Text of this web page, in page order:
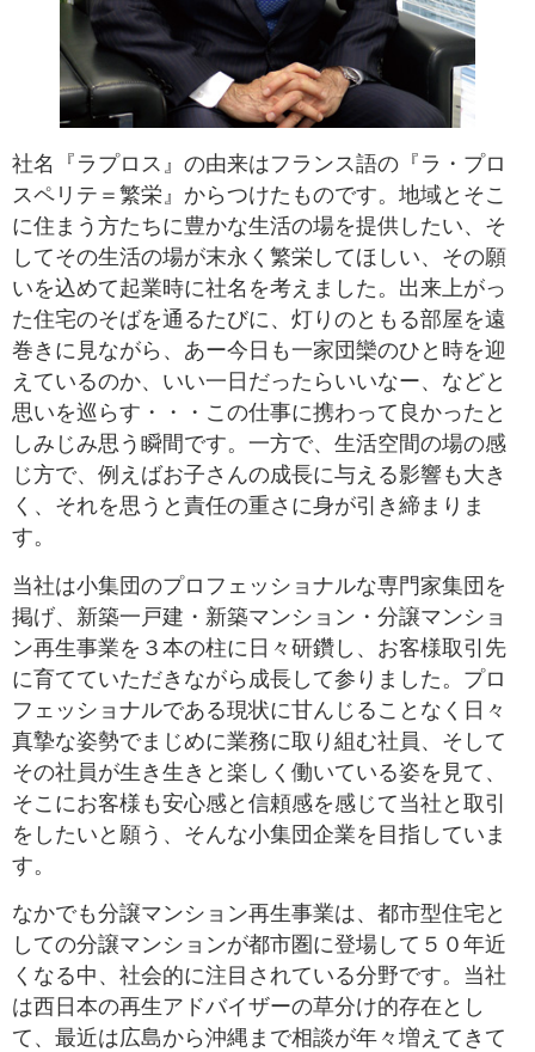
社名『ラプロス』の由来はフランス語の『ラ・プロ
スペリテ＝繁栄』からつけたものです。地域とそこ
に住まう方たちに豊かな生活の場を提供したい、そ
してその生活の場が末永く繁栄してほしい、その願
いを込めて起業時に社名を考えました。出来上がっ
た住宅のそばを通るたびに、灯りのともる部屋を遠
巻きに見ながら、あー今日も一家団欒のひと時を迎
えているのか、いい一日だったらいいなー、などと
思いを巡らす・・・この仕事に携わって良かったと
しみじみ思う瞬間です。一方で、生活空間の場の感
じ方で、例えばお子さんの成長に与える影響も大き
く、それを思うと責任の重さに身が引き締まりま
す。
当社は小集団のプロフェッショナルな専門家集団を
掲げ、新築一戸建・新築マンション・分譲マンショ
ン再生事業を３本の柱に日々研鑽し、お客様取引先
に育てていただきながら成長して参りました。プロ
フェッショナルである現状に甘んじることなく日々
真摯な姿勢でまじめに業務に取り組む社員、そして
その社員が生き生きと楽しく働いている姿を見て、
そこにお客様も安心感と信頼感を感じて当社と取引
をしたいと願う、そんな小集団企業を目指していま
す。
なかでも分譲マンション再生事業は、都市型住宅と
しての分譲マンションが都市圏に登場して５０年近
くなる中、社会的に注目されている分野です。当社
は西日本の再生アドバイザーの草分け的存在とし
て、最近は広島から沖縄まで相談が年々増えてきて